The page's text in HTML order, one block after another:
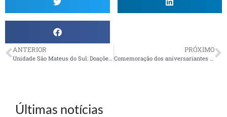
ANTERIOR PRÓXIMO
Últimas notícias